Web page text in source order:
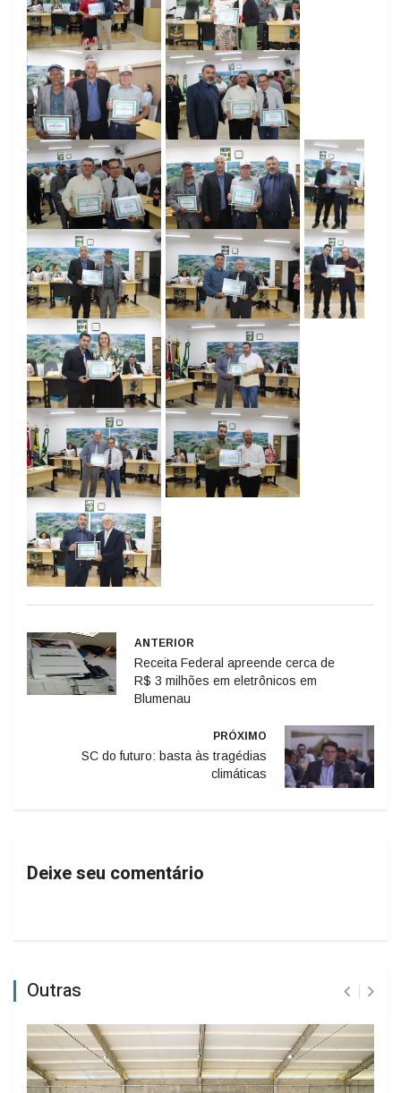
ANTERIOR
Receita Federal apreende cerca de
R$ 3 milhões em eletrônicos em
Blumenau
PRÓXIMO
SC do futuro: basta às tragédias
climáticas
Deixe seu comentário
Outras